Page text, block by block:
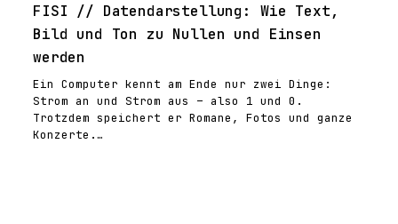
FISI // Datendarstellung: Wie Text,
Bild und Ton zu Nullen und Einsen
werden
Ein Computer kennt am Ende nur zwei Dinge:
Strom an und Strom aus – also 1 und 0.
Trotzdem speichert er Romane, Fotos und ganze
Konzerte.…